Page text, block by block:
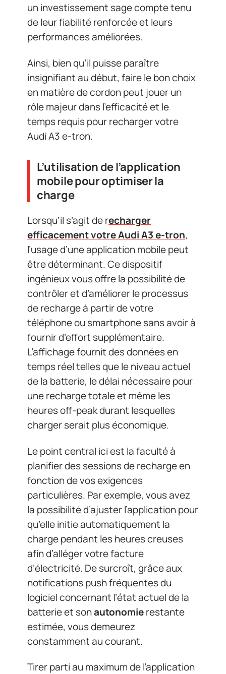
un investissement sage compte tenu
de leur fiabilité renforcée et leurs
performances améliorées.
Ainsi, bien qu’il puisse paraître
insignifiant au début, faire le bon choix
en matière de cordon peut jouer un
rôle majeur dans l’efficacité et le
temps requis pour recharger votre
Audi A3 e-tron.
L’utilisation de l’application
mobile pour optimiser la
charge
Lorsqu’il s’agit de recharger
efficacement votre Audi A3 e-tron,
l’usage d’une application mobile peut
être déterminant. Ce dispositif
ingénieux vous offre la possibilité de
contrôler et d’améliorer le processus
de recharge à partir de votre
téléphone ou smartphone sans avoir à
fournir d’effort supplémentaire.
L’affichage fournit des données en
temps réel telles que le niveau actuel
de la batterie, le délai nécessaire pour
une recharge totale et même les
heures off-peak durant lesquelles
charger serait plus économique.
Le point central ici est la faculté à
planifier des sessions de recharge en
fonction de vos exigences
particulières. Par exemple, vous avez
la possibilité d’ajuster l’application pour
qu’elle initie automatiquement la
charge pendant les heures creuses
afin d’alléger votre facture
d’électricité. De surcroît, grâce aux
notifications push fréquentes du
logiciel concernant l’état actuel de la
batterie et sonautonomierestante
estimée, vous demeurez
constamment au courant.
Tirer parti au maximum de l’application